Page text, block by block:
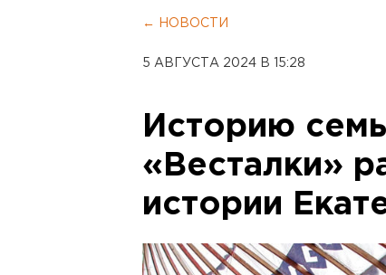
Челябинск
← НОВОСТИ
5 АВГУСТА 2024 В 15:28
Историю
«Весталки»
истории